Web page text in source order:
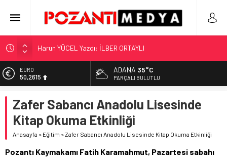
Harun YÜCEL Yazdı: İLBER ORTAYLI
“KILAVUZ HATİCE’NİN MEZARI NEREDE?!!!”
Adana’nın Gizli Cenneti Pozantı Akçatekir Yaylası
Yılmaz Soğutma’dan Buzdolabı Uyarısı
Gaziantep, Mersin ve Adana’da Web Tasarımın Öncüsü GZR
Ajans
EURO
50,2615
5.910,66
BİST
11.456,34
42,6961
ADANA 35°C
PARÇALI BULUTLU
Zafer Sabancı Anadolu Lisesinde
Kitap Okuma Etkinliği
Anasayfa » Eğitim »Zafer Sabancı Anadolu Lisesinde Kitap Okuma Etkinliği
Pozantı Kaymakamı Fatih Karamahmut, Pazartesi sabahı